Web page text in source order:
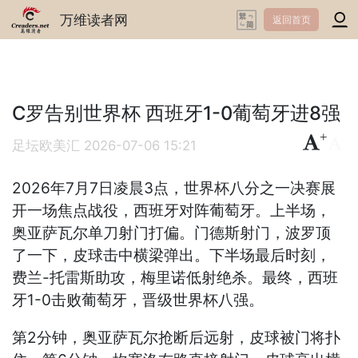
万维读者网 返回首页
C罗告别世界杯 西班牙1-0葡萄牙进8强
足坛欧美汇 2026-07-06 15:21
+
2026年7月7日凌晨3点，世界杯八分之一决赛展
开一场焦点战役，西班牙对阵葡萄牙。上半场，
奥亚萨瓦尔单刀射门打偏。门德斯射门，波罗顶
了一下，皮球击中横梁弹出。下半场最后时刻，
费兰-托雷斯助攻，梅里诺低射绝杀。最终，西班
牙1-0击败葡萄牙，晋级世界杯八强。
第2分钟，奥亚萨瓦尔抢断后远射，皮球被门将扑